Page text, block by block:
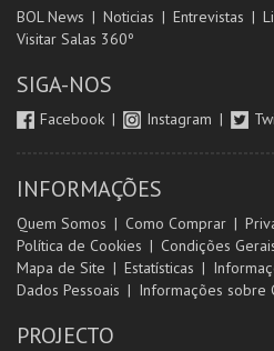
BOL News Noticias Entrevistas
Visitar Salas 360º
SIGA-NOS
Facebook Instagram
INFORMAÇÕES
Quem Somos Como Comprar
Política de Cookies
Condições
Mapa de Site
Estatísticas
Dados Pessoais
Informações sobre
PROJECTO